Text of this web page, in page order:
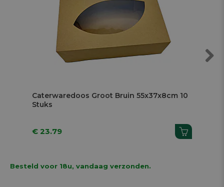
Caterwaredoos Groot Bruin 55x37x8cm 10
Stuks
€ 23.79
Besteld voor 18u, vandaag verzonden.